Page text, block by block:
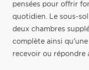
pensées pour offrir
quotidien. Le sous-
deux chambres
complète ainsi
recevoir ou répondre